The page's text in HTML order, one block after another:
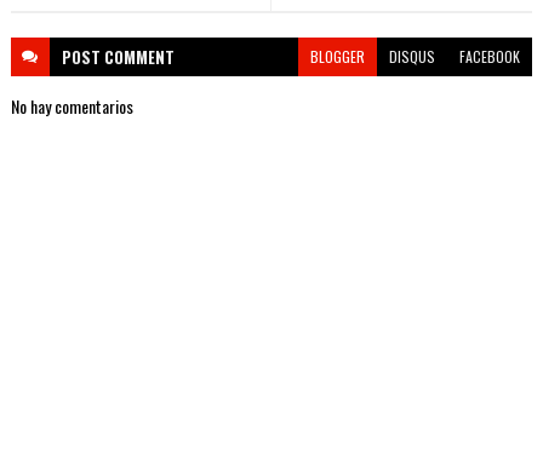
POST COMMENT BLOGGER DISQUS FACEBOOK
No hay comentarios